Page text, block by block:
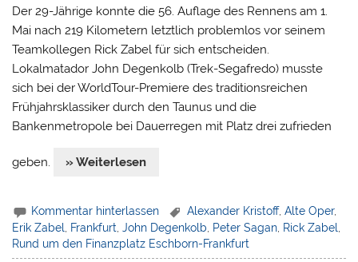
Der 29-Jährige konnte die 56. Auflage des Rennens am 1.
Mai nach 219 Kilometern letztlich problemlos vor seinem
Teamkollegen Rick Zabel für sich entscheiden.
Lokalmatador John Degenkolb (Trek-Segafredo) musste
sich bei der WorldTour-Premiere des traditionsreichen
Frühjahrsklassiker durch den Taunus und die
Bankenmetropole bei Dauerregen mit Platz drei zufrieden
geben. » Weiterlesen
Kommentar hinterlassen Alexander Kristoff,Alte Oper,
Erik Zabel, Frankfurt,John Degenkolb, Peter Sagan, Rick Zabel,
Rund um den Finanzplatz Eschborn-Frankfurt